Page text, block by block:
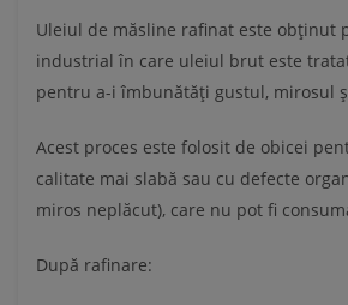
Uleiul de măsline rafinat este obținut
industrial în care uleiul brut este
pentru a-i îmbunătăți gustul, mirosul
Acest proces este folosit de obicei
calitate mai slabă sau cu defecte
miros neplăcut), care nu pot fi
După rafinare: